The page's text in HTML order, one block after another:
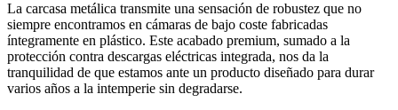
La carcasa metálica transmite una sensación de robustez que no
siempre encontramos en cámaras de bajo coste fabricadas
íntegramente en plástico. Este acabado premium, sumado a la
protección contra descargas eléctricas integrada, nos da la
tranquilidad de que estamos ante un producto diseñado para durar
varios años a la intemperie sin degradarse.